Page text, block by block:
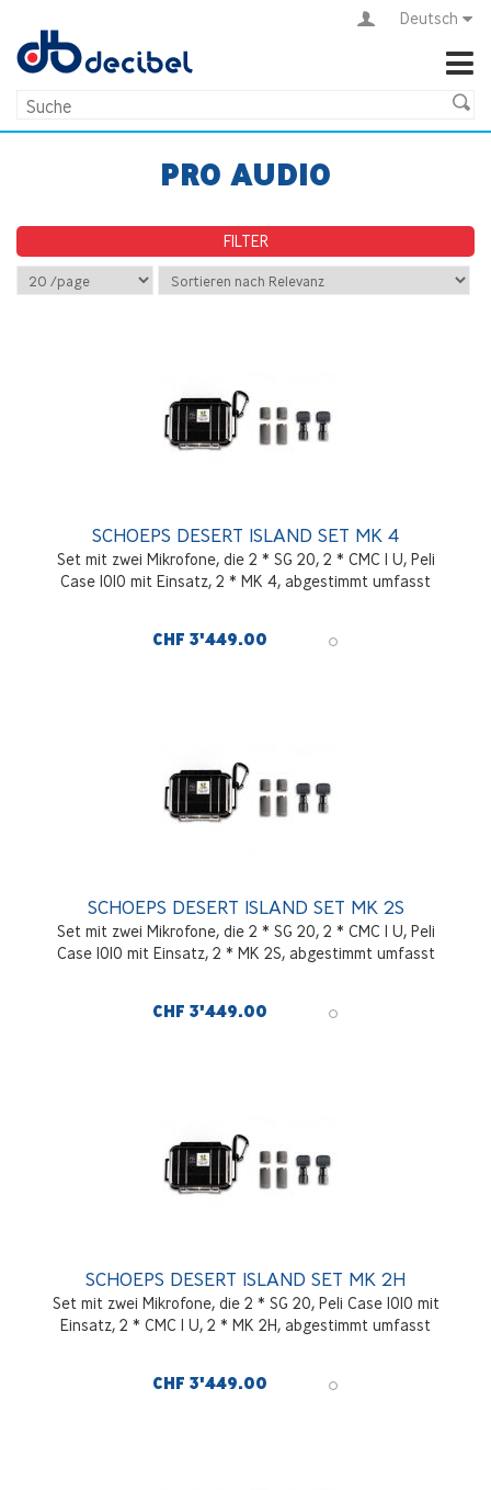
Deutsch
PRO AUDIO
FILTER
SCHOEPS DESERT ISLAND SET MK 4
Set mit zwei Mikrofone, die 2 * SG 20, 2 * CMC 1 U, Peli
Case 1010 mit Einsatz, 2 * MK 4, abgestimmt umfasst
CHF 3'449.00
SCHOEPS DESERT ISLAND SET MK 2S
Set mit zwei Mikrofone, die 2 * SG 20, 2 * CMC 1 U, Peli
Case 1010 mit Einsatz, 2 * MK 2S, abgestimmt umfasst
CHF 3'449.00
SCHOEPS DESERT ISLAND SET MK 2H
Set mit zwei Mikrofone, die 2 * SG 20, Peli Case 1010 mit
Einsatz, 2 * CMC 1 U, 2 * MK 2H, abgestimmt umfasst
CHF 3'449.00